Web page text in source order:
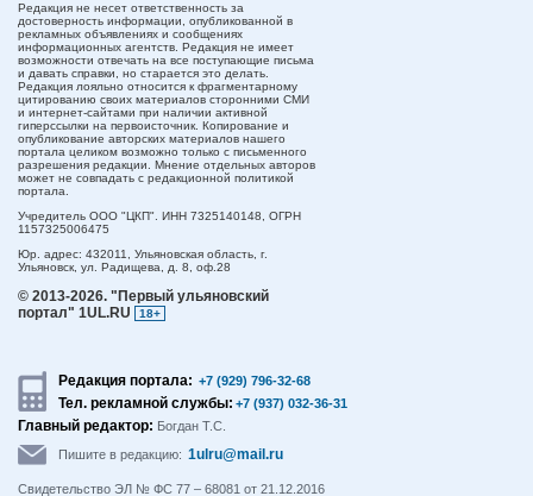
Редакция не несет ответственность за
достоверность информации, опубликованной в
рекламных объявлениях и сообщениях
информационных агентств. Редакция не имеет
возможности отвечать на все поступающие письма
и давать справки, но старается это делать.
Редакция лояльно относится к фрагментарному
цитированию своих материалов сторонними СМИ
и интернет-сайтами при наличии активной
гиперссылки на первоисточник. Копирование и
опубликование авторских материалов нашего
портала целиком возможно только с письменного
разрешения редакции. Мнение отдельных авторов
может не совпадать с редакционной политикой
портала.
Учредитель ООО "ЦКП". ИНН 7325140148, ОГРН
1157325006475
Юр. адрес: 432011, Ульяновская область, г.
Ульяновск, ул. Радищева, д. 8, оф.28
© 2013-2026. "Первый ульяновский
портал" 1UL.RU
18+
Редакция портала: +7 (929) 796-32-68
Тел. рекламной службы: +7 (937) 032-36-31
Главный редактор: Богдан Т.С.
Пишите в редакцию: 1ulru@mail.ru
Свидетельство ЭЛ № ФС 77 – 68081 от 21.12.2016